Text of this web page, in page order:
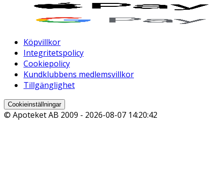
Köpvillkor
Integritetspolicy
Cookiepolicy
Kundklubbens medlemsvillkor
Tillgänglighet
Cookieinställningar
© Apoteket AB 2009 - 2026-08-07 14:20:42